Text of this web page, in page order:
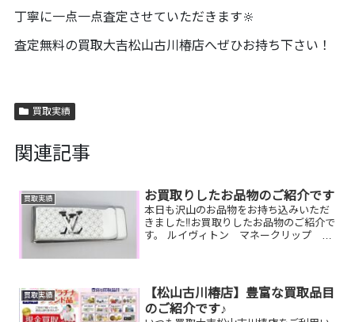
丁寧に一点一点査定させていただきます🔆
査定無料の買取大吉松山古川椿店へぜひお持ち下さい！
買取実績
関連記事
買取実績 お買取りしたお品物のご紹介です
本日も沢山のお品物をお持ち込みいただ
きました‼️お買取りしたお品物のご紹介で
す。 ルイヴィトン マネークリップ
一点丁寧に査定させ...
買取実績
【松山古川椿店】豊富な買取品目
のご紹介です♪